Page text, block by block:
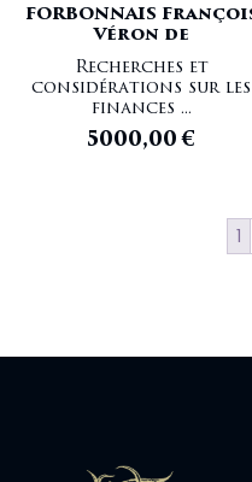
FORBONNAIS
Véron de
Recherches et
considérations sur les
finances ...
5000,00€
1